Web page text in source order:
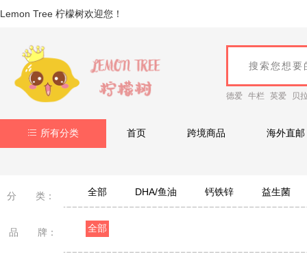
Lemon Tree 柠檬树欢迎您！
德爱 牛栏 英爱 贝
所有分类 首页 跨境商品 海外直邮
分 类： 全部 DHA/鱼油 钙铁锌 益生菌
品 牌： 全部